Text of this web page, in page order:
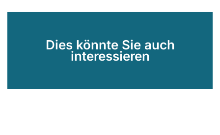
Dies könnte Sie auch
interessieren